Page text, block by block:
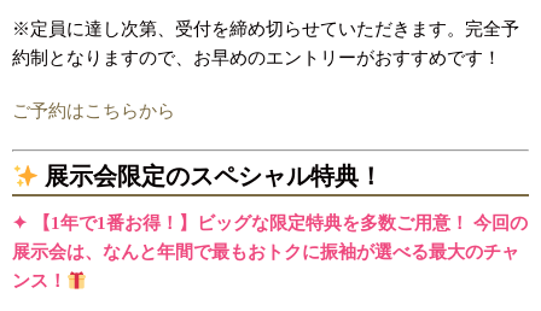
※定員に達し次第、受付を締め切らせていただきます。完全予
約制となりますので、お早めのエントリーがおすすめです！
ご予約はこちらから
展示会限定のスペシャル特典！
✦ 【1年で1番お得！】ビッグな限定特典を多数ご用意！ 今回の
展示会は、なんと年間で最もおトクに振袖が選べる最大のチャ
ンス！